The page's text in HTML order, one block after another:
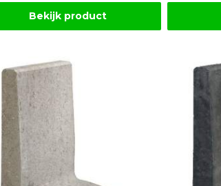
Bekijk product